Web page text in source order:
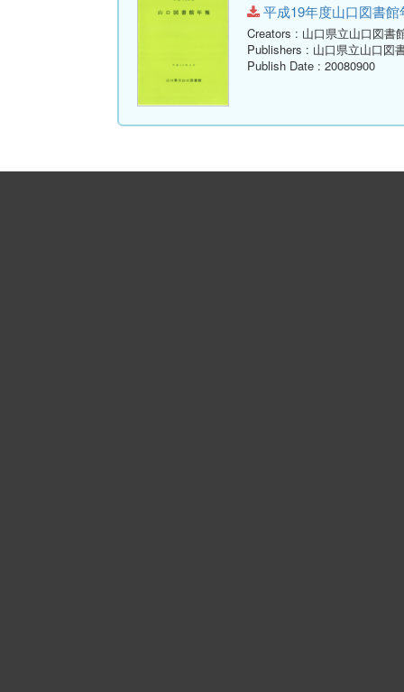
平成19年度山口図書館
Creators : 山口県立山口図書
Publishers : 山口県立山口図
Publish Date : 20080900